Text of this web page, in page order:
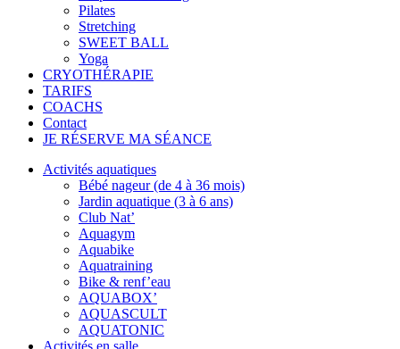
Pilates
Stretching
SWEET BALL
Yoga
CRYOTHÉRAPIE
TARIFS
COACHS
Contact
JE RÉSERVE MA SÉANCE
Activités aquatiques
Bébé nageur (de 4 à 36 mois)
Jardin aquatique (3 à 6 ans)
Club Nat’
Aquagym
Aquabike
Aquatraining
Bike & renf’eau
AQUABOX’
AQUASCULT
AQUATONIC
Activités en salle